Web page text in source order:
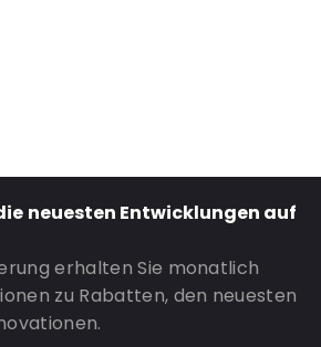
neuesten Entwicklungen auf
erhalten Sie monatlich
zu Rabatten, den neuesten